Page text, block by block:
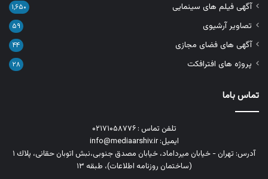
آگهی فیلم های سینمایی ۱,۶۵۰
تصاویر آرشیوی ۵۹
آگهی های فضای مجازی ۴۴
پروژه های افترافکت ۲۸
تماس باما
تلفن تماس : ۰۲۱۷۱۰۵۸۷۷۶
ایمیل: info@mediaarshiv.ir
آدرس: تهران - خیابان میرداماد، خیابان مصدق جنوبی،نبش اتوبان حقانی، پلاك ١
(ساختمان روزنامه اطلاعات)، طبقه ۱۳